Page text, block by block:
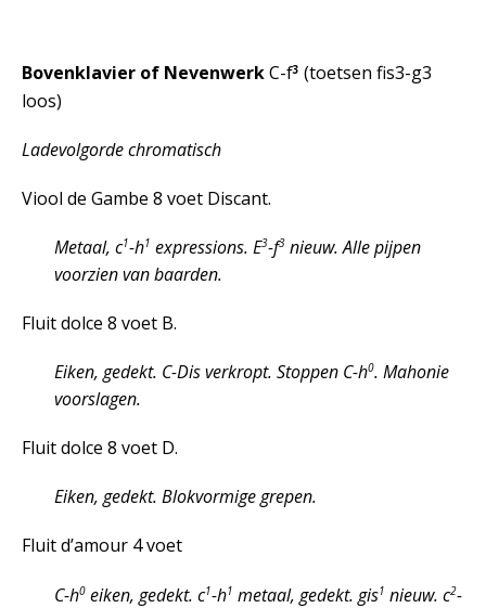
Bovenklavier of NevenwerkC-f3 (toetsen fis3-g3
loos)
Ladevolgorde chromatisch
Viool de Gambe 8 voet Discant.
Metaal, c1-h1 expressions. E3-f3 nieuw. Alle pijpen
voorzien van baarden.
Fluit dolce 8 voet B.
Eiken, gedekt. C-Dis verkropt. Stoppen C-h0. Mahonie
voorslagen.
Fluit dolce 8 voet D.
Eiken, gedekt. Blokvormige grepen.
Fluit d’amour 4 voet
C-h0 eiken, gedekt. c1-h1 metaal, gedekt. gis1 nieuw. c2-